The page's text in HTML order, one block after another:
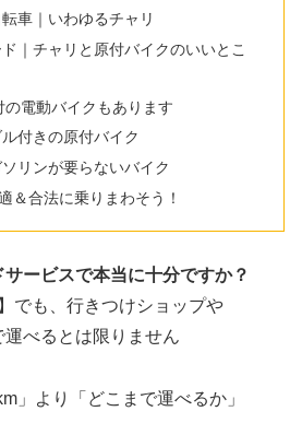
車｜いわゆるチャリ
｜チャリと原付バイクのいいとこ
の電動バイクもあります
付きの原付バイク
リンが要らないバイク
＆合法に乗りまわそう！
ービスで本当に十分ですか？
でも、行きつけショップや
運べるとは限りません
」より「どこまで運べるか」